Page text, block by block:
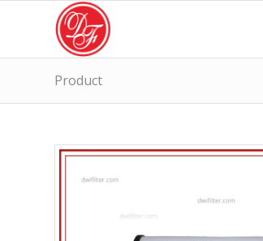
Product